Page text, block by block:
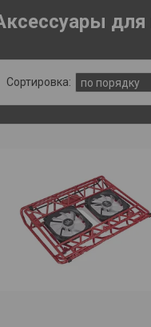
для